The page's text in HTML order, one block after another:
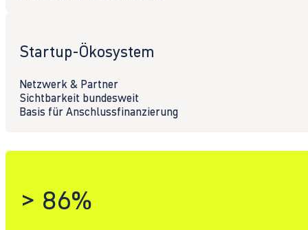
Startup-Ökosystem
Netzwerk & Partner
Sichtbarkeit bundesweit
Basis für Anschlussfinanzierung
> 86%